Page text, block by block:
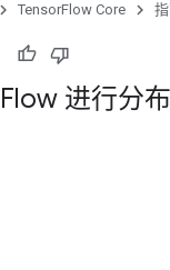
TensorFlow Core
Flow 进行分